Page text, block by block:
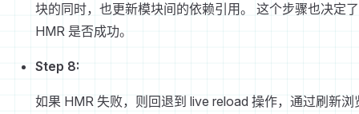
块的同时，也更新模块间的依赖引用。 这个步骤也决定了
HMR 是否成功。
Step 8:
如果 HMR 失败，则回退到 live reload 操作，通过刷新浏